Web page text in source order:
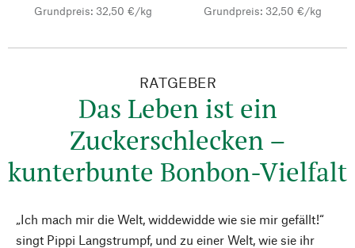
Grundpreis: 32,50 €/kg Grundpreis: 32,50 €/kg
RATGEBER
Das Leben ist ein
Zuckerschlecken –
kunterbunte Bonbon-Vielfalt
„Ich mach mir die Welt, widdewidde wie sie mir gefällt!“
singt Pippi Langstrumpf, und zu einer Welt, wie sie ihr